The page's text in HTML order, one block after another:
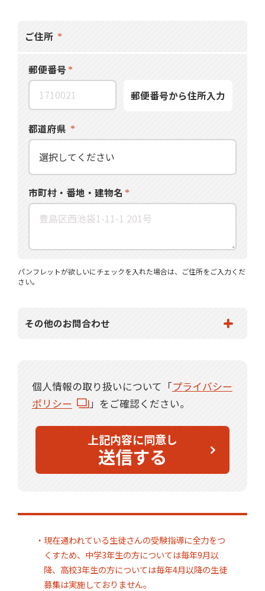
ご住所
郵便番号
郵便番号から住所入力
都道府県
市町村・番地・建物名
パンフレットが欲しいにチェックを入れた場合は、ご住所をご入力くだ
さい。
その他のお問合わせ
個人情報の取り扱いについて「プライバシー
ポリシー
」をご確認ください。
上記内容に同意し
送信する
・現在通われている生徒さんの受験指導に全力をつ
くすため、中学3年生の方については毎年9月以
降、高校3年生の方については毎年4月以降の生徒
募集は実施しておりません。